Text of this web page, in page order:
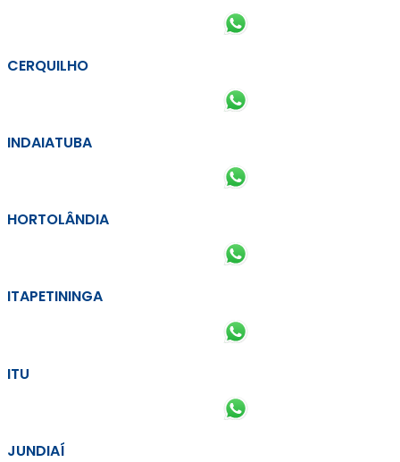
CERQUILHO
INDAIATUBA
HORTOLÂNDIA
ITAPETININGA
ITU
JUNDIAÍ